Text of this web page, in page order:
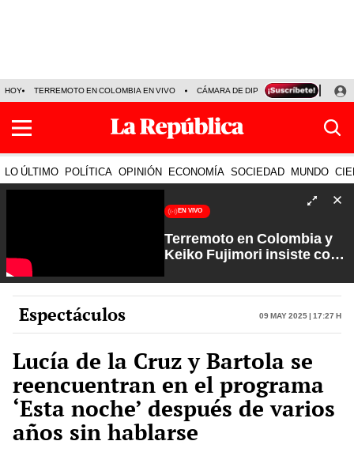
HOY TERREMOTO EN COLOMBIA EN VIVO CÁMARA DE DIPUTADOS PRECIO
LO ÚLTIMO POLÍTICA OPINIÓN ECONOMÍA SOCIEDAD MUNDO
EN VIVO
Terremoto en Colombia y
Keiko Fujimori insiste con
Olvide con Carlos Cornejo
Espectáculos 09 May 2025 | 17:27 h
Lucía de la Cruz y Bartola se
reencuentran en el programa
‘Esta noche’ después de varios
años sin hablarse